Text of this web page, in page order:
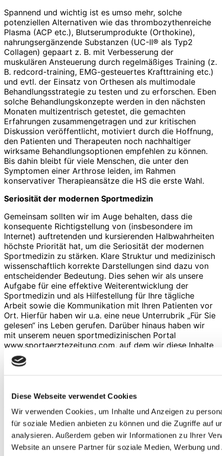
Diese Webseite verwendet Cookies
Wir verwenden Cookies, um Inhalte und Anzeigen zu
für soziale Medien anbieten zu können und die Zugriffe auf
analysieren. Außerdem geben wir Informationen zu Ihrer
Website an unsere Partner für soziale Medien, Werbung
Spannend und wichtig ist es umso mehr, solche
potenziellen Alternativen wie das thrombozythenreiche
Plasma (ACP etc.), Blutserumprodukte (Orthokine),
nahrungsergänzende Substanzen (UC-II® als Typ2
Collagen) gepaart z. B. mit Verbesserung der
muskulären Ansteuerung durch regelmäßiges Training (z.
B. redcord-training, EMG-gesteuertes Krafttraining etc.)
und evtl. der Einsatz von Orthesen als multimodale
Behandlungsstrategie zu testen und zu erforschen. Eben
solche Behandlungskonzepte werden in den nächsten
Monaten multizentrisch getestet, die gemachten
Erfahrungen zusammengetragen und zur kritischen
Diskussion veröffentlicht, motiviert durch die Hoffnung,
den Patienten und Therapeuten noch nachhaltiger
wirksame Behandlungsoptionen empfehlen zu können.
Bis dahin bleibt für viele Menschen, die unter den
Symptomen einer Arthrose leiden, im Rahmen
konservativer Therapieansätze die HS die erste Wahl.
Seriosität der modernen Sportmedizin
Gemeinsam sollten wir im Auge behalten, dass die
konsequente Richtigstellung von (insbesondere im
Internet) auftretenden und kursierenden Halbwahrheiten
höchste Priorität hat, um die Seriosität der modernen
Sportmedizin zu stärken. Klare Struktur und medizinisch
wissenschaftlich korrekte Darstellungen sind dazu von
entscheidender Bedeutung. Dies sehen wir als unsere
Aufgabe für eine effektive Weiterentwicklung der
Sportmedizin und als Hilfestellung für Ihre tägliche
Arbeit sowie die Kommunikation mit Ihren Patienten vor
Ort. Hierfür haben wir u.a. eine neue Unterrubrik „Für Sie
gelesen“ ins Leben gerufen. Darüber hinaus haben wir
mit unserem neuen sportmedizinischen Portal
www.sportaerztezeitung.com, auf dem wir diese Inhalte
ständig aktualisieren, eine moderne Online-Plattform
geschaffen, die Ihnen, aber auch Ihren Patienten die
Haben Sie als Arzt oder Therapeut
Bereichen oder möchten Sie aktuelle Studien und
Neuigkeiten vorstellen, so treten Sie mit unserer
Redaktion in Kontakt:sabok@thesportgroup.de